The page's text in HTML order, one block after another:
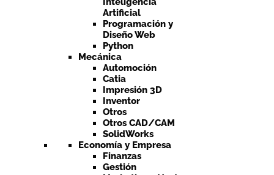
Artificial
Programación y
Diseño Web
Python
Mecánica
Automoción
Catia
Impresión 3D
Inventor
Otros
Otros CAD/CAM
SolidWorks
Economía y Empresa
Finanzas
Gestión